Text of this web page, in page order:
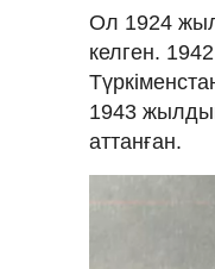
Ол 1924
келген.
1943
аттанған.